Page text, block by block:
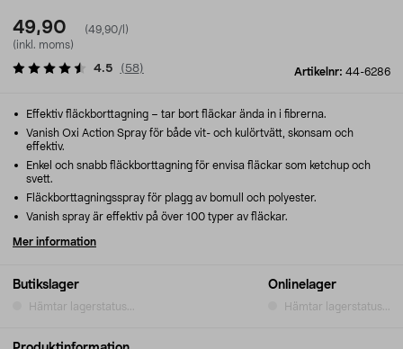
49,90
(49,90/l)
(inkl. moms)
Artikelnr: 44-6286
4.5 ( 58)
Butikslager
Hämtar lagerstatus...
Onlinelager
Hämtar lagerstatus...
Effektiv fläckborttagning – tar bort fläckar ända in i fibrerna.
Vanish Oxi Action Spray för både vit- och kulörtvätt, skonsam och
effektiv.
Enkel och snabb fläckborttagning för envisa fläckar som ketchup och
svett.
Fläckborttagningsspray för plagg av bomull och polyester.
Vanish spray är effektiv på över 100 typer av fläckar.
Mer information